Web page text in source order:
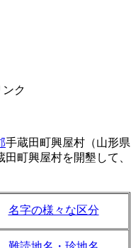
ク
手蔵田町興屋村（山形県
田町興屋村を開墾して、
名字の様々な区分